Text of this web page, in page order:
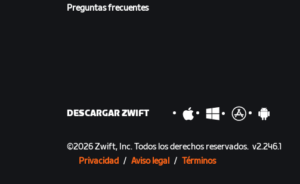
Preguntas frecuentes
DESCARGAR ZWIFT
©2026Zwift, Inc.Todos los derechos reservados. v2.246.1
Privacidad / Aviso legal / Términos